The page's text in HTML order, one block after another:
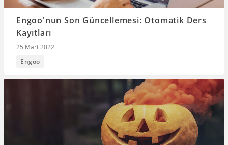
Engoo'nun Son Güncellemesi: Otomatik Ders
Kayıtları
25 Mart 2022
Engoo